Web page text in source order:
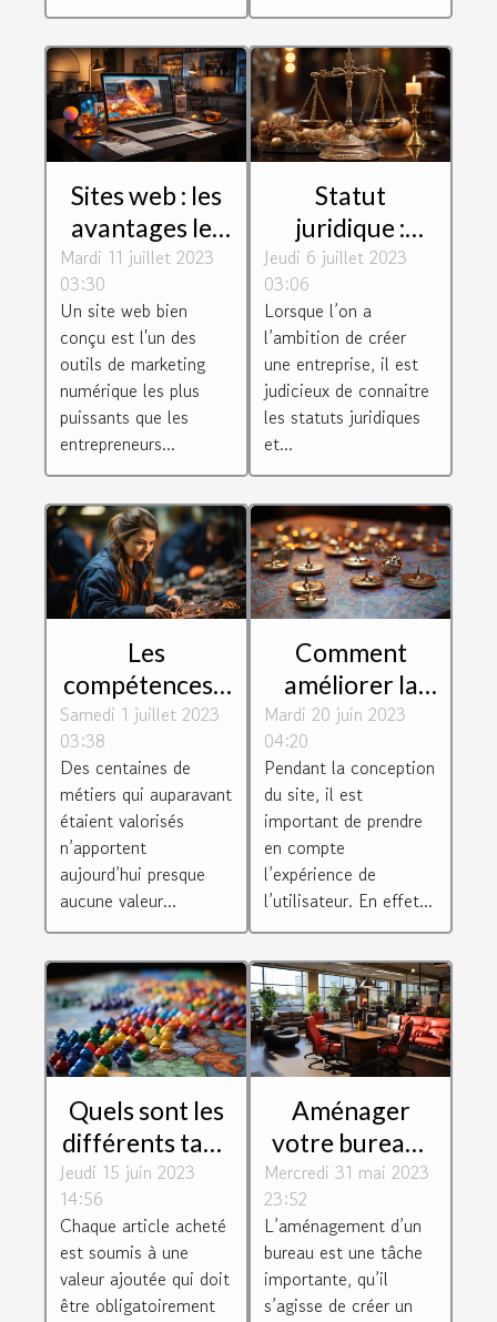
Sites web : les
avantages les
plus
importants
d'avoir un site
web
Mardi 11 juillet 2023
03:30
Un site web bien
conçu est l'un des
outils de marketing
numérique les plus
puissants que les
entrepreneurs...
Statut
juridique :
Comment
choisir le bon
pour son
entreprise ?
Jeudi 6 juillet 2023
03:06
Lorsque l’on a
l’ambition de créer
une entreprise, il est
judicieux de connaitre
les statuts juridiques
et...
Les
compétences à
fortes valeurs
ajoutées que
recherchent
les entreprises
Samedi 1 juillet 2023
03:38
Des centaines de
métiers qui auparavant
étaient valorisés
n’apportent
aujourd’hui presque
aucune valeur...
Comment
améliorer la
navigation de
votre page
web ?
Mardi 20 juin 2023
04:20
Pendant la conception
du site, il est
important de prendre
en compte
l’expérience de
l’utilisateur. En effet...
Quels sont les
différents taux
de TVA des
différentes
régions
européenne ?
Jeudi 15 juin 2023
14:56
Chaque article acheté
est soumis à une
valeur ajoutée qui doit
être obligatoirement
Aménager
votre bureau :
pourquoi vous
équiper d’un
mobilier de
bureau
d’occasion ?
Mercredi 31 mai 2023
23:52
L’aménagement d’un
bureau est une tâche
importante, qu’il
s’agisse de créer un